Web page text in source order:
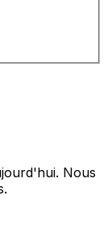
Nous